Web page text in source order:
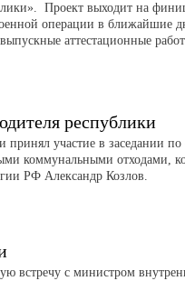
Проект выходит на
операции в ближайшие
аттестационные
республики
принял участие в заседании
коммунальными отходами,
РФ Александр Козлов.
встречу с министром